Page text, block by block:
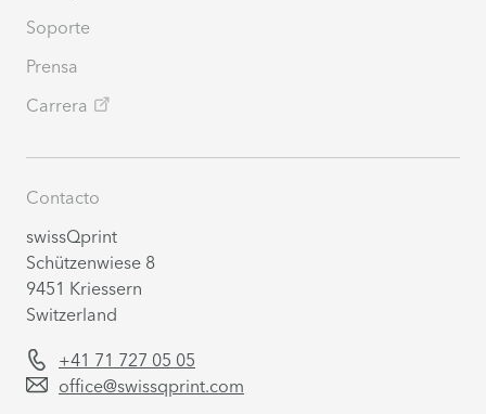
Soporte
Prensa
Carrera
Contacto
swissQprint
Schützenwiese 8
9451 Kriessern
Switzerland
+41 71 727 05 05
office@swissqprint.com